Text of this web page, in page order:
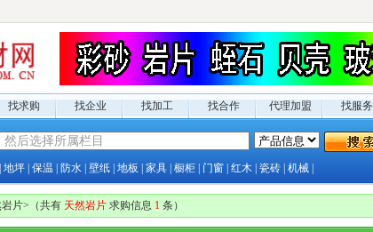
找求购 找企业 找加工 找合作 代理加盟 找服务
地坪 保温 防水 壁纸 地板 家具 橱柜 门窗 红木 瓷砖 机械
岩片> （共有 天然岩片 求购信息 1 条）